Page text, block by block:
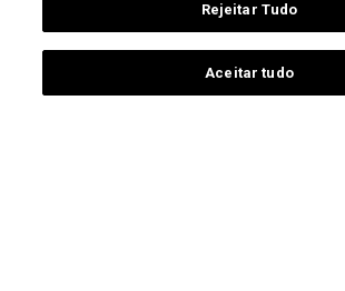
Termos de utilização
Universidade de Aveiro 2026
Rejeitar Tudo
Aceitar tudo